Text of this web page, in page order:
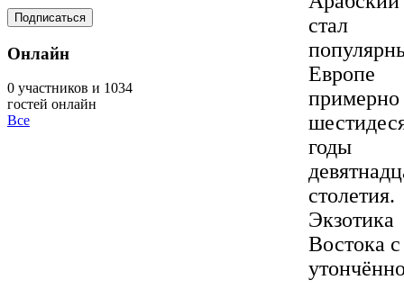
стал
Европе
примерно
годы
столетия.
Экзотика
Востока с
Онлайн
0 участников и 1034
гостей онлайн
Все